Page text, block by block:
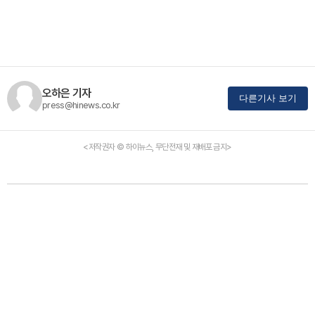
오하은 기자
press@hinews.co.kr
다른기사 보기
<저작권자 © 하이뉴스, 무단전재 및 재배포 금지>